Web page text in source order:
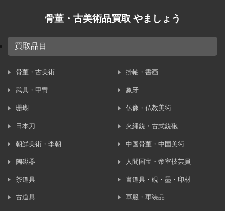
骨董・古美術品買取 やましょう
買取品目
骨董・古美術 掛軸・書画
武具・甲冑 象牙
珊瑚 仏像・仏教美術
日本刀 火縄銃・古式銃砲
朝鮮美術・李朝 中国骨董・中国美術
陶磁器 人間国宝・帝室技芸員
茶道具 書道具・硯・墨・印材
古道具 軍服・軍装品